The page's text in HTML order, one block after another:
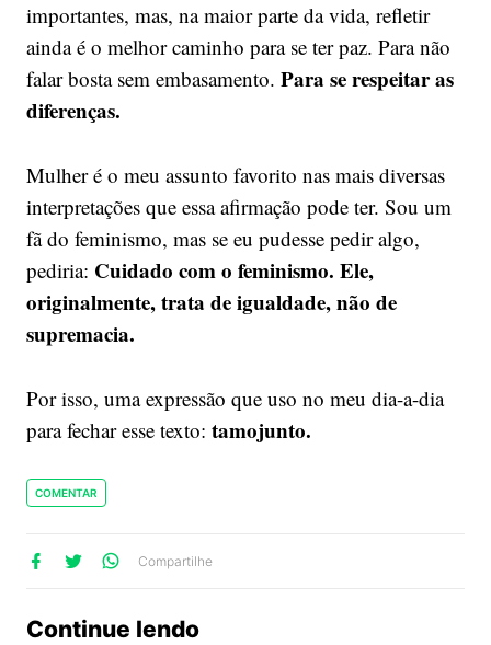
importantes, mas, na maior parte da vida, refletir
ainda é o melhor caminho para se ter paz. Para não
falar bosta sem embasamento. Para se respeitar as
diferenças.
Mulher é o meu assunto favorito nas mais diversas
interpretações que essa afirmação pode ter. Sou um
fã do feminismo, mas se eu pudesse pedir algo,
pediria: Cuidado com o feminismo. Ele,
originalmente, trata de igualdade, não de
supremacia.
Por isso, uma expressão que uso no meu dia-a-dia
para fechar esse texto: tamojunto.
COMENTAR
Compartilhe
Continue lendo